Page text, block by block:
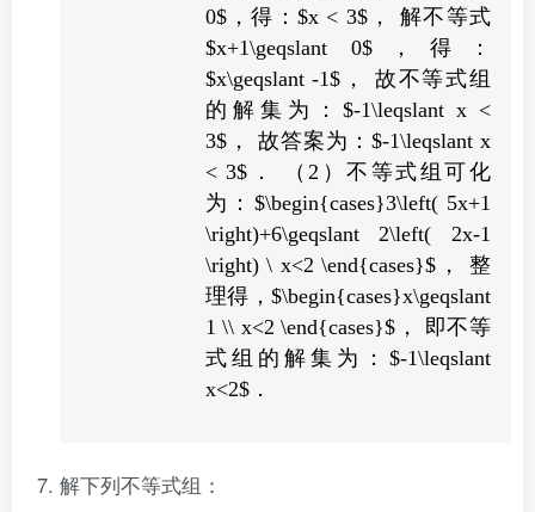
0$，得：$x < 3$， 解不等式
$x+1\geqslant 0$，得：
$x\geqslant -1$， 故不等式组
的解集为：$-1\leqslant x <
3$， 故答案为：$-1\leqslant x
< 3$． （2）不等式组可化
为：$\begin{cases}3\left( 5x+1
\right)+6\geqslant 2\left( 2x-1
\right) \ x<2 \end{cases}$， 整
理得，$\begin{cases}x\geqslant
1 \\ x<2 \end{cases}$， 即不等
式组的解集为：$-1\leqslant
x<2$．
解下列不等式组：